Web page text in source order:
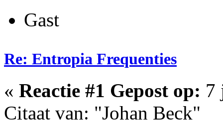
Gast
Re: Entropia Frequenties
« Reactie #1 Gepost op: 7
Citaat van: "Johan Beck"